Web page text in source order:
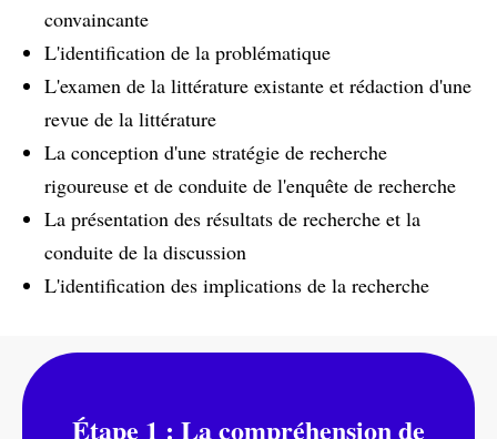
convaincante
L'identification de la problématique
L'examen de la littérature existante et rédaction d'une
revue de la littérature
La conception d'une stratégie de recherche
rigoureuse et de conduite de l'enquête de recherche
La présentation des résultats de recherche et la
conduite de la discussion
L'identification des implications de la recherche
Étape 1 : La compréhension de